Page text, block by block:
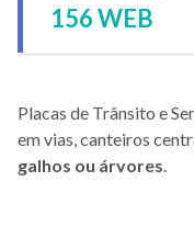
156 WEB
Placas de Trânsito e
em vias, canteiros
galhos ou árvores.